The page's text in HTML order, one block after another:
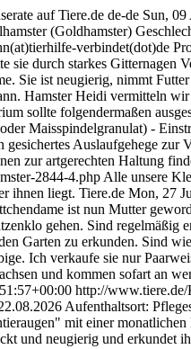
auf Tiere.de de-de Sun,
(Goldhamster)
verbindet(dot)de
sie durch starkes
Sie ist neugierig, nimmt
Hamster Heidi vermitteln
sollte folgendermaßen
Maisspindelgranulat) -
Auslaufgehege
zur artgerechten Haltung
2844-4.php Alle unsere
ihnen liegt. Tiere.de Mon, 27
ist nun Mutter
gehen. Sind
Garten zu erkunden. Sind
Ich verkaufe sie nur
und kommen sofart an
http://www.tiere.de/
Aufenthaltsort:
mit einer
und neugierig und